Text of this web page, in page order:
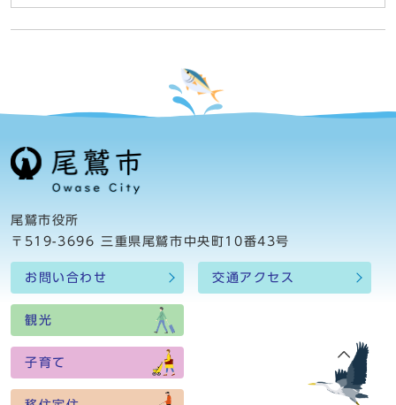
尾鷲市役所
〒519-3696 三重県尾鷲市中央町10番43号
お問い合わせ 交通アクセス
観光
子育て